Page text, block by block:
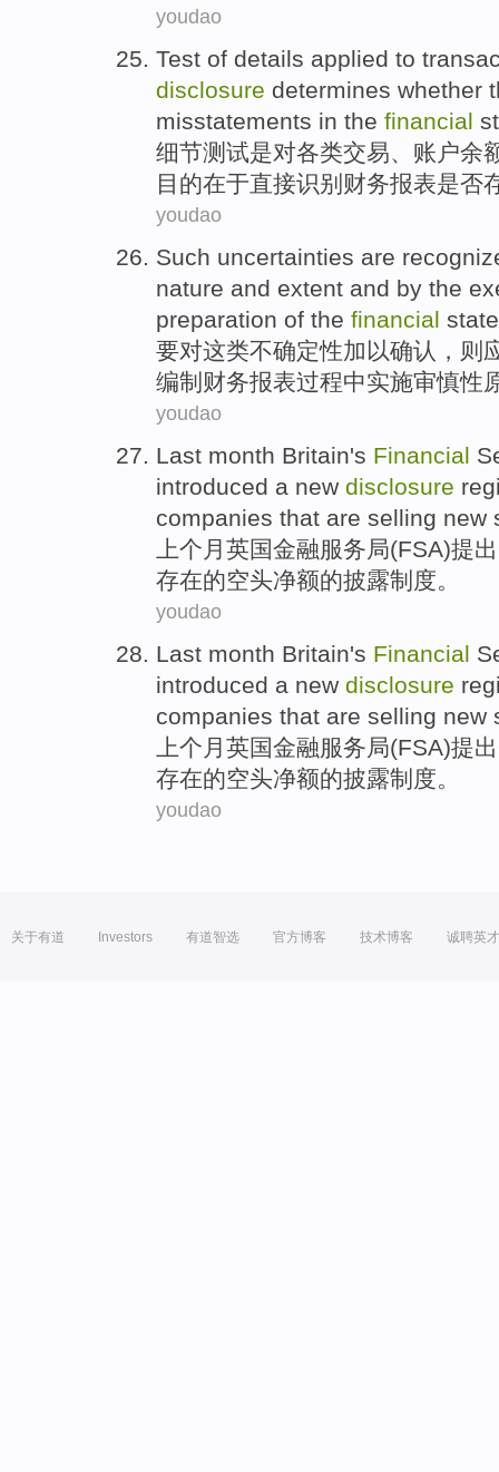
youdao
Test of details applied to
disclosure determines whether
misstatements in the financial
细节测试是对各类交易、 账户余
目的在于直接识别 财务报表是否
youdao
Such uncertainties are
nature and extent and by the
preparation of the financial
要对这类不确定性加以确认， 则
编制 财务报表过程中实施审慎性
youdao
Last month Britain's Financial
introduced a new disclosure
companies that are selling new
上个月 英国金融服务局(FSA)提出
存在的空头净额的披露制度。
youdao
Last month Britain's Financial
introduced a new disclosure
companies that are selling new
上个月英国金融服务局(FSA)提出
存在的空头净额的披露制度 。
youdao
关于有道 Investors 有道智选 官方博客 技术博客 诚聘英才